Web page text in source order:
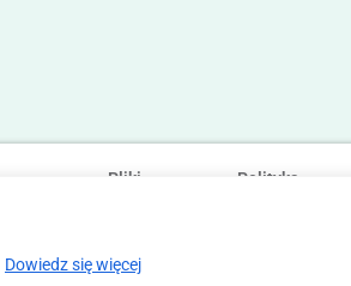
Dowiedz się więcej
Pliki
Polityka